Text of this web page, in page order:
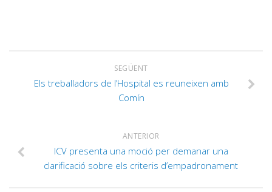
SEGÜENT
Els treballadors de l’Hospital es reuneixen amb
Comín
ANTERIOR
ICV presenta una moció per demanar una
clarificació sobre els criteris d’empadronament